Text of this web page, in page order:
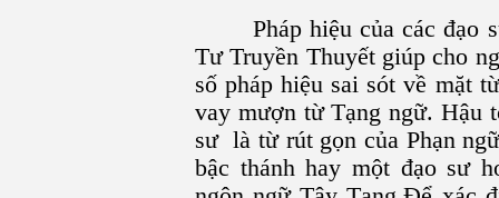
Pháp hiệu của các đạo
Tư Truyền Thuyết giúp cho
số pháp hiệu sai sót về mặt
vay mượn từ Tạng ngữ. Hậu
sư là từ rút gọn của Phạn
bậc thánh hay một đạo sư